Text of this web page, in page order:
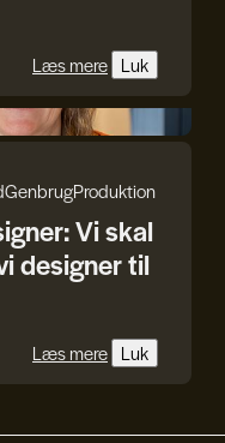
Læs mere Luk
GenbrugProduktion
Vi skal
designer til
Læs mere Luk